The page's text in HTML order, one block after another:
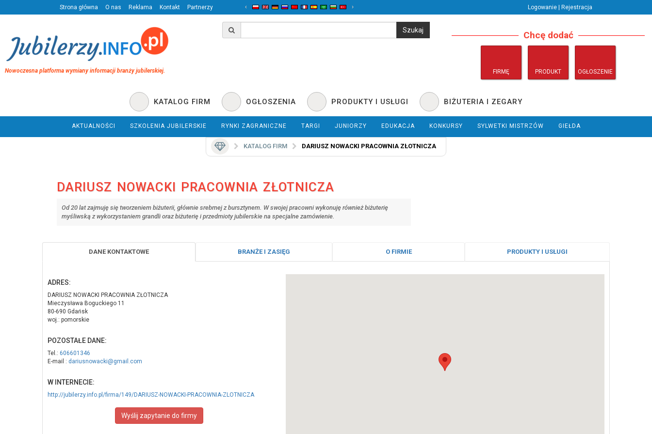
Strona główna O nas Reklama Kontakt Partnerzy ‹ › Logowanie | Rejestracja
Nowoczesna platforma wymiany informacji branży jubilerskiej.
Chcę dodać
FIRMĘ PRODUKT OGŁOSZENIE
KATALOG FIRM OGŁOSZENIA PRODUKTY I USŁUGI BIŻUTERIA I ZEGARY
AKTUALNOŚCI SZKOLENIA JUBILERSKIE RYNKI ZAGRANICZNE TARGI JUNIORZY EDUKACJA KONKURSY SYLWETKI MISTRZÓW GIEŁDA
KATALOG FIRM DARIUSZ NOWACKI PRACOWNIA ZŁOTNICZA
DARIUSZ NOWACKI PRACOWNIA ZŁOTNICZA
Od 20 lat zajmuję się tworzeniem biżuterii, głównie srebrnej z bursztynem. W swojej pracowni wykonuję również biżuterię
myśliwską z wykorzystaniem grandli oraz biżuterię i przedmioty jubilerskie na specjalne zamówienie.
DANE KONTAKTOWE BRANŻE I ZASIĘG O FIRMIE PRODUKTY I USŁUGI
ADRES:
DARIUSZ NOWACKI PRACOWNIA ZŁOTNICZA
Mieczysława Boguckiego 11
80-690 Gdańsk
woj.: pomorskie
POZOSTAŁE DANE:
Tel.: 606601346
E-mail : dariusnowacki@gmail.com
W INTERNECIE:
http://jubilerzy.info.pl/firma/149/DARIUSZ-NOWACKI-PRACOWNIA-ZLOTNICZA
Wyślij zapytanie do firmy